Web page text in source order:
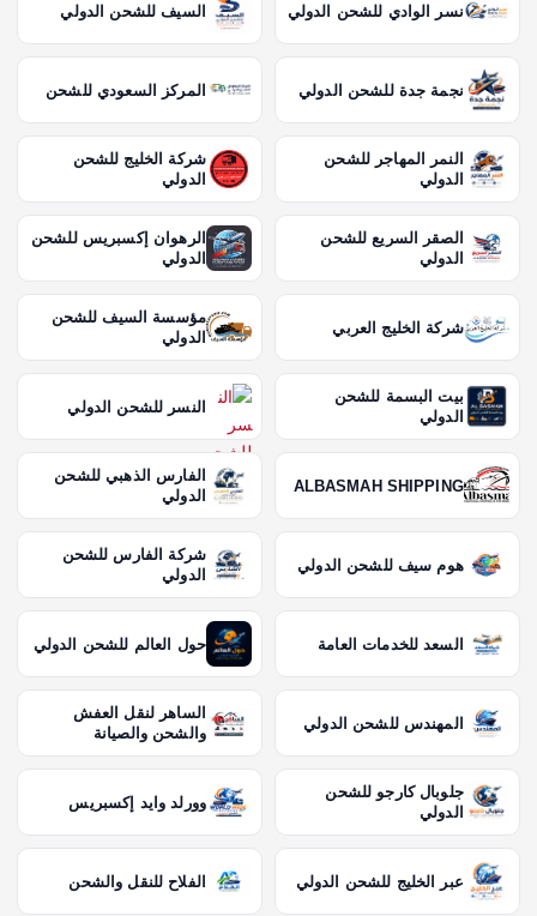
نسر الوادي للشحن الدولي السيف للشحن الدولي
نجمة جدة للشحن الدولي المركز السعودي للشحن
النمر المهاجر للشحن
الدولي
شركة الخليج للشحن
الدولي
الصقر السريع للشحن
الدولي
الرهوان إكسبريس للشحن
الدولي
شركة الخليج العربي
مؤسسة السيف للشحن
الدولي
بيت البسمة للشحن
الدولي
النسر للشحن الدولي
ALBASMAH SHIPPING
الفارس الذهبي للشحن
الدولي
هوم سيف للشحن الدولي
شركة الفارس للشحن
الدولي
السعد للخدمات العامة حول العالم للشحن الدولي
المهندس للشحن الدولي
الساهر لنقل العفش
والشحن والصيانة
جلوبال كارجو للشحن
الدولي
وورلد وايد إكسبريس
عبر الخليج للشحن الدولي الفلاح للنقل والشحن